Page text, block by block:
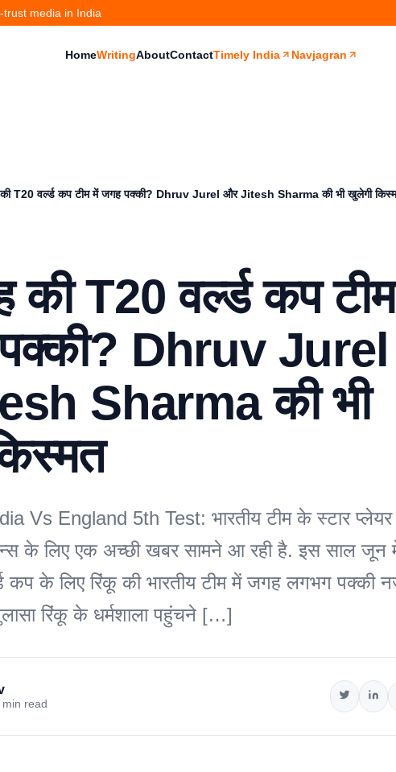
media in India
HomeWritingAboutContactTimely India Navjagran
की T20 वर्ल्ड कप टीम में जगह पक्की? Dhruv Jurel और Jitesh Sharma की भी खुलेगी
की T20 वर्ल्ड कप टीम
Dhruv Jurel
Sharma की भी
Vs England 5th Test: भारतीय टीम के स्टार प्लेयर
के लिए एक अच्छी खबर सामने आ रही है. इस साल जून
कप के लिए रिंकू की भारतीय टीम में जगह लगभग पक्की
रिंकू के धर्मशाला पहुंचने […]
min read